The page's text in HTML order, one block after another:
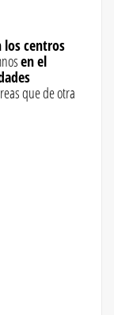
los centros
en el
que de otra